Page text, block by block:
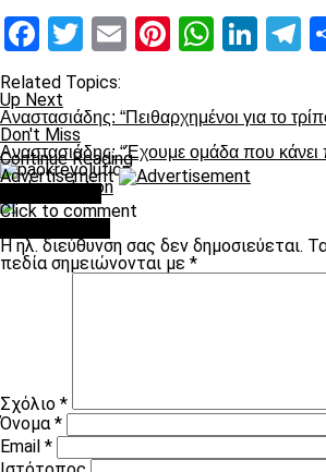
Facebook
Twitter
EmailPinterest
Related Topics:
Up Next
Αναστασιάδης: “Πειθαρχημένοι για το
Don't Miss
Αναστασιάδης: “Έχουμε ομάδα που κάνει
paokrevolution
Continue Reading
Advertisement
Click to comment
Η ηλ. διεύθυνση σας δεν δημοσιεύεται.
πεδία σημειώνονται με *
Σχόλιο *
Όνομα*
Email *